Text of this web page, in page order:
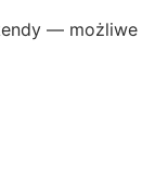
— możliwe